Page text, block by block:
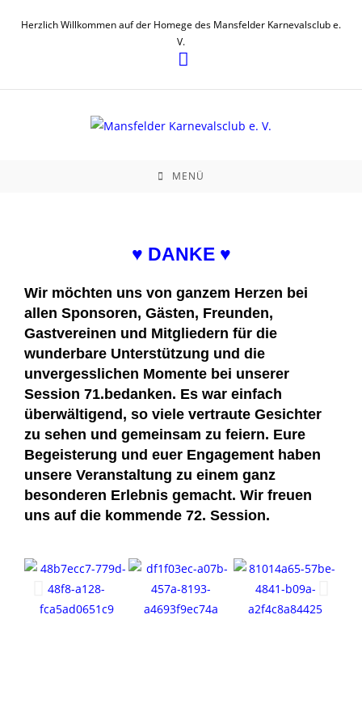
Herzlich Willkommen auf der Homege des Mansfelder Karnevalsclub e.
V.
MENÜ
♥ DANKE ♥
Wir möchten uns von ganzem Herzen bei
allen Sponsoren, Gästen, Freunden,
Gastvereinen und Mitgliedern für die
wunderbare Unterstützung und die
unvergesslichen Momente bei unserer
Session 71.bedanken. Es war einfach
überwältigend, so viele vertraute Gesichter
zu sehen und gemeinsam zu feiern. Eure
Begeisterung und euer Engagement haben
unsere Veranstaltung zu einem ganz
besonderen Erlebnis gemacht. Wir freuen
uns auf die kommende 72. Session.